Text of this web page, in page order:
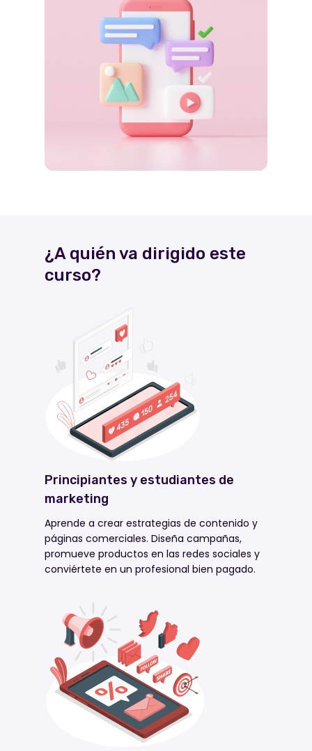
¿A quién va dirigido este
curso?
Principiantes y estudiantes de
marketing
Aprende a crear estrategias de contenido y
páginas comerciales. Diseña campañas,
promueve productos en las redes sociales y
conviértete en un profesional bien pagado.